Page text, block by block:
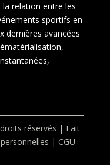
la relation entre les
sportifs en
dernières avancées
réservés | Fait
|CGU